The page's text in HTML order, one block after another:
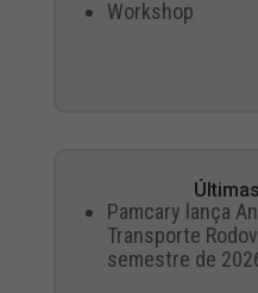
Workshop
Pamcary lança
Transporte
semestre de